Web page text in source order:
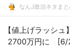
なんJ政治ネタまと
【値上げラッシ
2700万円に [6/